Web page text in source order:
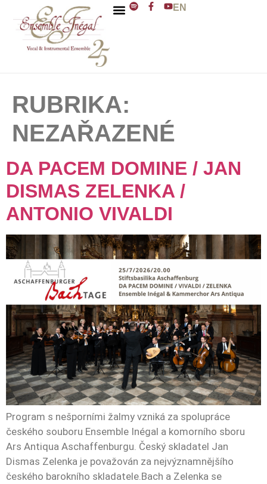
EN
RUBRIKA:
NEZAŘAZENÉ
DA PACEM DOMINE / JAN
DISMAS ZELENKA /
ANTONIO VIVALDI
Program s nešporními žalmy vzniká za spolupráce
českého souboru Ensemble Inégal a komorního sboru
Ars Antiqua Aschaffenburgu. Český skladatel Jan
Dismas Zelenka je považován za nejvýznamnějšího
českého barokního skladatele.Bach a Zelenka se